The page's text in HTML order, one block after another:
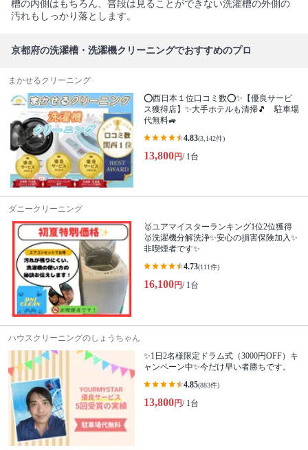
槽の内側はもちろん、普段は見ることができない洗濯槽の外側の
汚れもしっかり落とします。
京都府の洗濯槽・洗濯機クリーニングでおすすめのプロ
まかせるクリーニング
⭕西日本１位口コミ数⭕✨【優良サービ
ス獲得店】✨大手ホテルも清掃🎵 駐車場
代無料🚙
4.83(3,142件)
13,800円/ 1台
ダニークリーニング
🥇ユアマイスターランキング1位2位獲得
🥇洗濯機分解洗浄✨安心の損害保険加入✨
非喫煙者です✨
4.73(111件)
16,100円/ 1台
ハウスクリーニングのしょうちゃん
✨1日2名様限定ドラム式（3000円OFF）キ
ャンペーン中✨今だけ早い者勝ちです。
4.85(883件)
13,800円/ 1台